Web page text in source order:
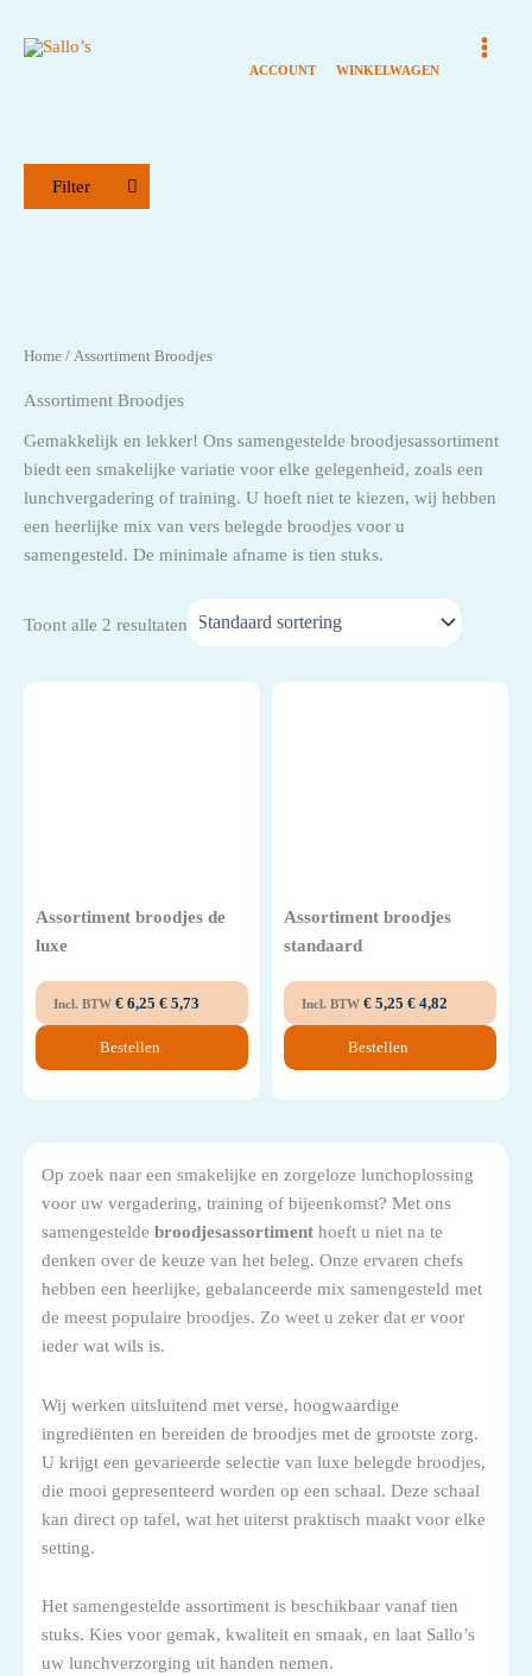
naar
Filter
Dranken
Lunchbox
Maaltijden
Specials
Vers Fruit
Home / Assortiment Broodjes
Assortiment Broodjes
Gemakkelijk en lekker! Ons samengestelde broodjesassortiment
biedt een smakelijke variatie voor elke gelegenheid, zoals een
lunchvergadering of training. U hoeft niet te kiezen, wij hebben
een heerlijke mix van vers belegde broodjes voor u
samengesteld. De minimale afname is tien stuks.
Toont alle 2 resultaten
Assortiment broodjes de
luxe
Incl. BTW € 6,25 € 5,73
Bestellen
Assortiment broodjes
standaard
Incl. BTW € 5,25 € 4,82
Bestellen
Op zoek naar een smakelijke en zorgeloze lunchoplossing
voor uw vergadering, training of bijeenkomst? Met ons
samengestelde broodjesassortiment hoeft u niet na te
denken over de keuze van het beleg. Onze ervaren chefs
hebben een heerlijke, gebalanceerde mix samengesteld met
de meest populaire broodjes. Zo weet u zeker dat er voor
ieder wat wils is.
Wij werken uitsluitend met verse, hoogwaardige
ingrediënten en bereiden de broodjes met de grootste zorg.
U krijgt een gevarieerde selectie van luxe belegde broodjes,
die mooi gepresenteerd worden op een schaal. Deze schaal
kan direct op tafel, wat het uiterst praktisch maakt voor elke
setting.
Het samengestelde assortiment is beschikbaar vanaf tien
stuks. Kies voor gemak, kwaliteit en smaak, en laat Sallo’s
uw lunchverzorging uit handen nemen.